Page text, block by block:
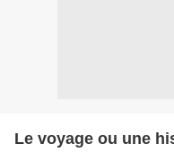
Le voyage ou une